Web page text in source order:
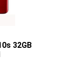
32GB